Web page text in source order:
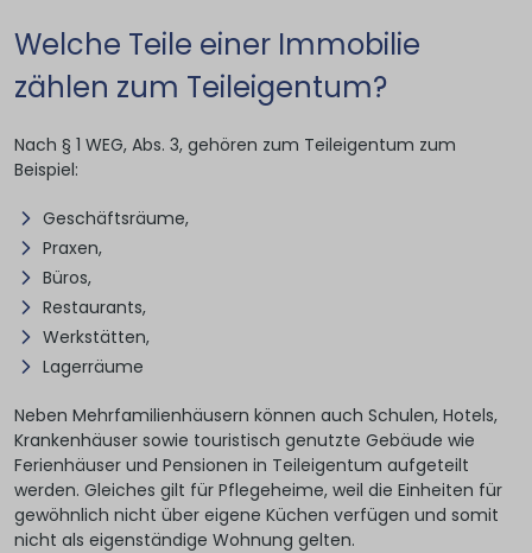
Welche Teile einer Immobilie
zählen zum Teileigentum?
Nach § 1 WEG, Abs. 3, gehören zum Teileigentum zum
Beispiel:
Geschäftsräume,
Praxen,
Büros,
Restaurants,
Werkstätten,
Lagerräume
Neben Mehrfamilienhäusern können auch Schulen, Hotels,
Krankenhäuser sowie touristisch genutzte Gebäude wie
Ferienhäuser und Pensionen in Teileigentum aufgeteilt
werden. Gleiches gilt für Pflegeheime, weil die Einheiten für
gewöhnlich nicht über eigene Küchen verfügen und somit
nicht als eigenständige Wohnung gelten.